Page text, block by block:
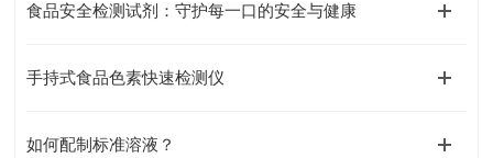
食品安全检测试剂：守护每一口的安全与健康
手持式食品色素快速检测仪
如何配制标准溶液？